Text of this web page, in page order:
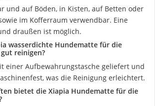
und auf Böden, in Kisten, auf Betten oder
im Kofferraum verwendbar. Eine
draußen ist möglich.
wasserdichte Hundematte für die
reinigen?
einer Aufbewahrungstasche geliefert und
was die Reinigung erleichtert.
bietet die Xiapia Hundematte für die